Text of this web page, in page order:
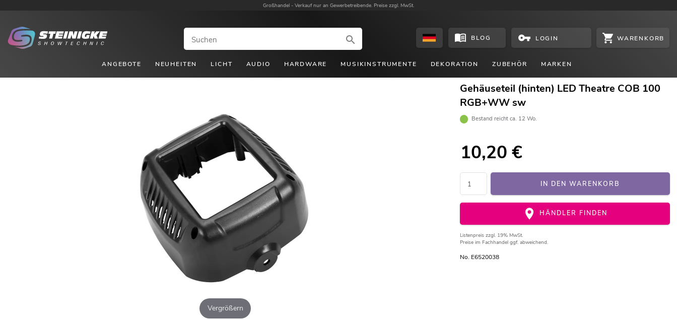
Großhandel - Verkauf nur an Gewerbetreibende. Preise zzgl. MwSt.
BLOG LOGIN WARENKORB
ANGEBOTE NEUHEITEN LICHT AUDIO HARDWARE MUSIKINSTRUMENTE DEKORATION ZUBEHÖR MARKEN
Vergrößern
Gehäuseteil (hinten) LED Theatre COB 100
RGB+WW sw
Bestand reicht ca. 12 Wo.
10,20 €
IN DEN WARENKORB
HÄNDLER FINDEN
Listenpreis zzgl. 19% MwSt.
Preise im Fachhandel ggf. abweichend.
No. E6520038